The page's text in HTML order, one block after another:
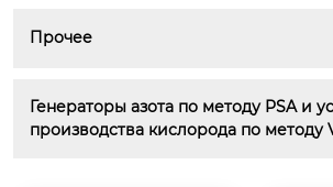
Прочее
Генераторы азота по методу PSA и
производства кислорода по методу